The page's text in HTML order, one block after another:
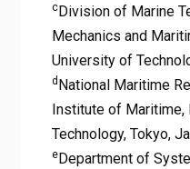
cDivision of Marine
Mechanics and
University of
d National Maritime
Institute of Maritime,
Technology, Tokyo,
eDepartment of